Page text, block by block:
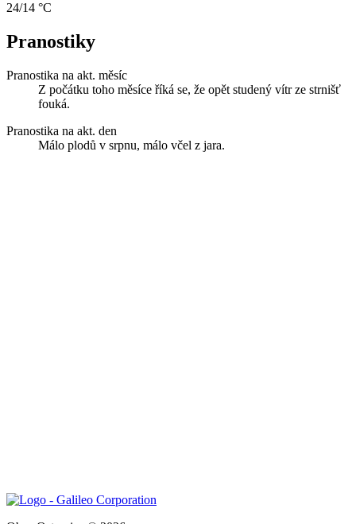
24/14 °C
Pranostiky
Pranostika na akt. měsíc
Z počátku toho měsíce říká se, že opět studený vítr ze strnišť
fouká.
Pranostika na akt. den
Málo plodů v srpnu, málo včel z jara.